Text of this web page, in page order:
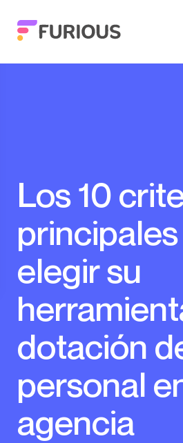
Los 10 criterios
elegir su
dotación
personal
agencia